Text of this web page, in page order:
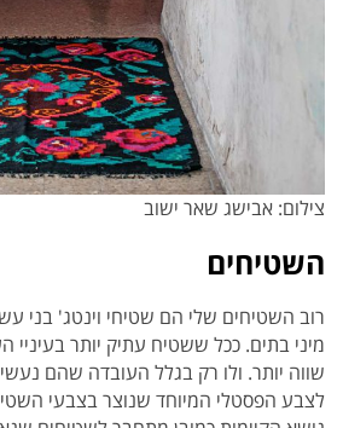
צילום: אבישג שאר ישוב
השטיחים
רוב השטיחים שלי הם שטיחי וינטג' בני
מיני בתים. ככל ששטיח עתיק יותר בעיניי
שווה יותר. ולו רק בגלל העובדה שהם
לצבע הפסטלי המיוחד שנוצר בצבעי